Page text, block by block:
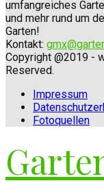
umfangreiches
und mehr rund um
Garten!
Kontakt:
Copyright @2019 -
Reserved.
Impressum
Fotoquellen